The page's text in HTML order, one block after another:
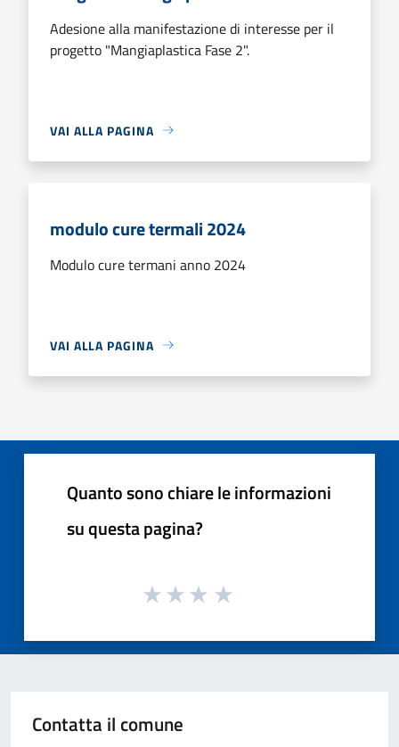
Adesione alla manifestazione di interesse per il
progetto "Mangiaplastica Fase 2".
VAI ALLA PAGINA
modulo cure termali 2024
Modulo cure termani anno 2024
VAI ALLA PAGINA
Quanto sono chiare le informazioni
su questa pagina?
Contatta il comune